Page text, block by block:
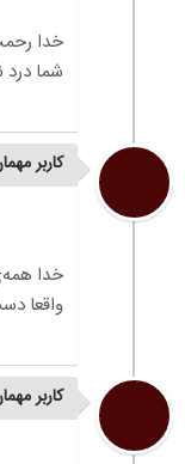
خدا
کاربر
کاربر